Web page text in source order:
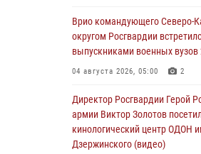
08 августа 2026, 14:10 3
В ЛНР росгвардейцы провели
единоборствам для юных
08 августа 2026, 13:00 1
Сотрудники Росгвардии
утренней разминке у стен
Врио командующего Северо-
округом Росгвардии
выпускниками военных вузов
04 августа 2026, 05:00 2
Директор Росгвардии Герой
армии Виктор Золотов
кинологический центр ОДОН
Дзержинского (видео)